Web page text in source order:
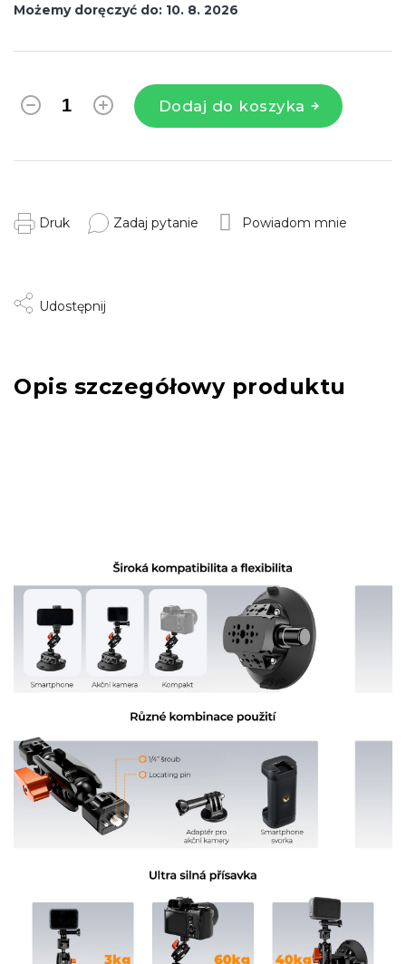
Możemy doręczyć do: 10. 8. 2026
Dodaj do koszyka
Druk Zadaj pytanie Powiadom mnie
Udostępnij
Opis szczegółowy produktu